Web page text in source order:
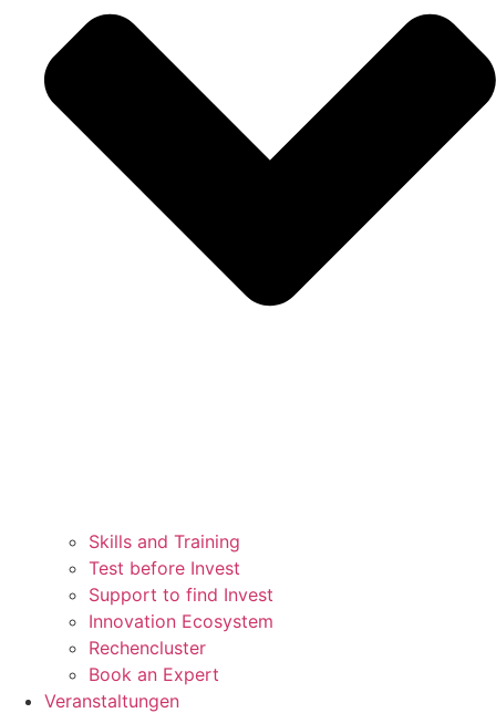
Skills and Training
Test before Invest
Support to find Invest
Innovation Ecosystem
Rechencluster​
Book an Expert
Veranstaltungen